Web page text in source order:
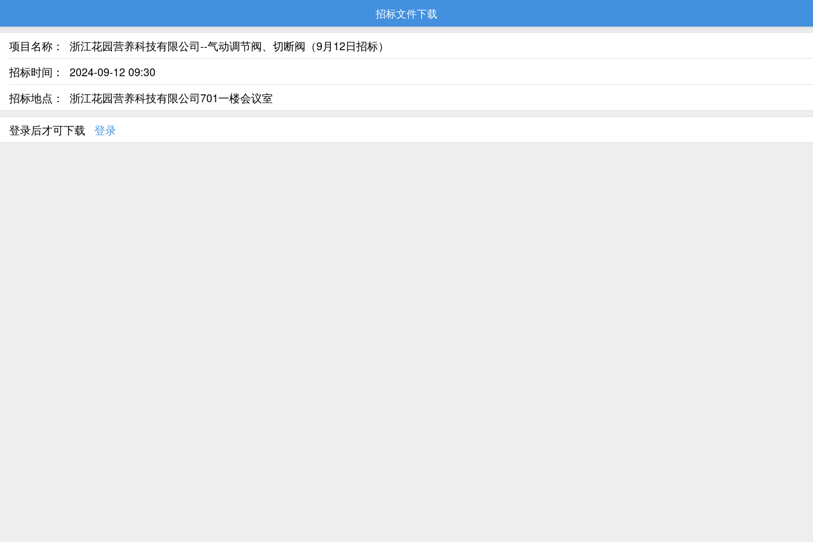
招标文件下载
项目名称：
浙江花园营养科技有限公司--气动调节阀、切断阀（9月12日招标）
招标时间：
2024-09-12 09:30
招标地点：
浙江花园营养科技有限公司701一楼会议室
登录后才可下载 登录